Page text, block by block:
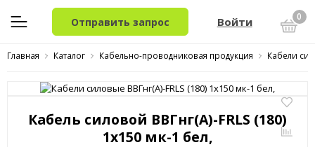
Отправить запрос Войти 0
Главная Каталог Кабельно-проводниковая продукция Кабели
Кабель силовой ВВГнг(A)-FRLS (180)
1x150 мк-1 бел,